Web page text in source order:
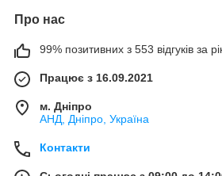
Про нас
99% позитивних з 553 відгуків за
Працює з 16.09.2021
м. Дніпро
АНД, Дніпро, Україна
Контакти